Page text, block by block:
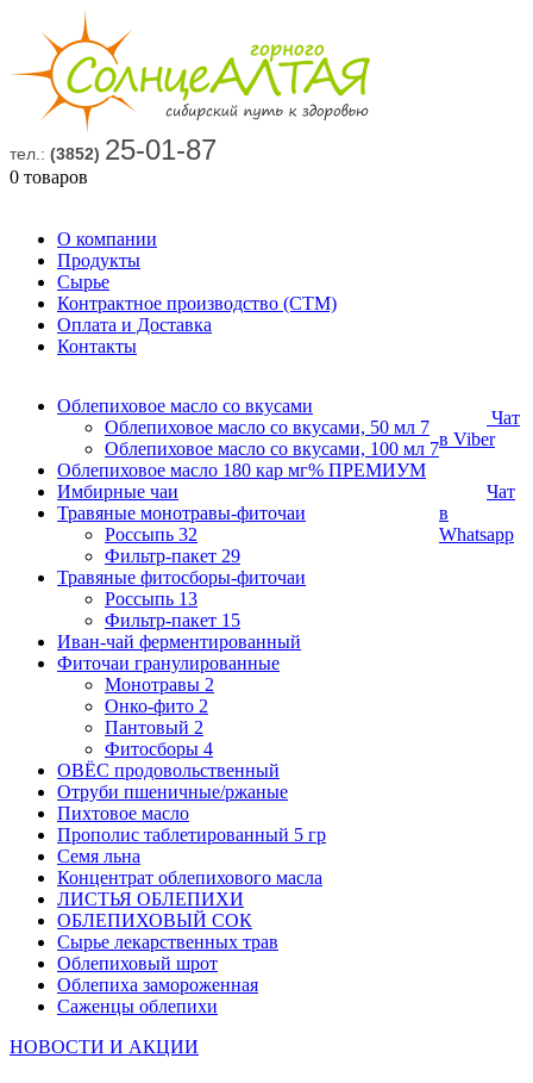
тел.: (3852) 25-01-87
0 товаров
О компании
Продукты
Сырье
Контрактное производство (СТМ)
Оплата и Доставка
Контакты
Облепиховое масло со вкусами
Облепиховое масло со вкусами, 50 мл 7
Облепиховое масло со вкусами, 100 мл 7
Облепиховое масло 180 кар мг% ПРЕМИУМ
Имбирные чаи
Травяные монотравы-фиточаи
Россыпь 32
Фильтр-пакет 29
Травяные фитосборы-фиточаи
Россыпь 13
Фильтр-пакет 15
Иван-чай ферментированный
Фиточаи гранулированные
Монотравы 2
Онко-фито 2
Пантовый 2
Фитосборы 4
ОВЁС продовольственный
Отруби пшеничные/ржаные
Пихтовое масло
Прополис таблетированный 5 гр
Семя льна
Концентрат облепихового масла
ЛИСТЬЯ ОБЛЕПИХИ
ОБЛЕПИХОВЫЙ СОК
Сырье лекарственных трав
Облепиховый шрот
Облепиха замороженная
Саженцы облепихи
НОВОСТИ И АКЦИИ
Чат
в Viber
Чат
в
Whatsapp